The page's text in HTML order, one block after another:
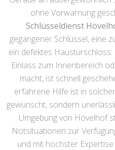
ohne Vorwarnung
Schlüsseldienst
gegangener Schlüssel, eine
ein defektes
Einlass zum Innenbereich
macht, ist schnell
erfahrene Hilfe ist in
gewünscht, sondern
Umgebung von Hövelhof
Notsituationen zur
und mit höchster